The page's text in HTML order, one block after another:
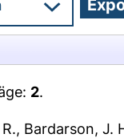
2.
, Bardarson, J.